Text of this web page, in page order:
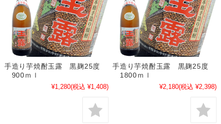
手造り芋焼酎玉露 黒麹25度
900ｍｌ
¥1,280(税込 ¥1,408)
手造り芋焼酎玉露 黒麹25度
1800ｍｌ
¥2,180(税込 ¥2,398)